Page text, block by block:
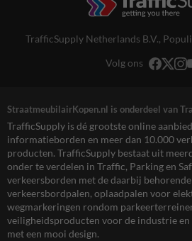
TrafficSupply Netherlands B.V.,
Volg ons
StraatmeubilairKopen.nl is onderdeel van
TrafficSupply is dé grootste online
informatieborden en meer dan 10.000
producten. TrafficSupply bestaat uit
onder te verdelen in Traffic, Parking en
verkeersborden met de daarbij behorende
verkeersbordpalen, oplaadpalen voor
wegmarkeringen rondom
veiligheidsproducten voor de industrie
met een mooi design.